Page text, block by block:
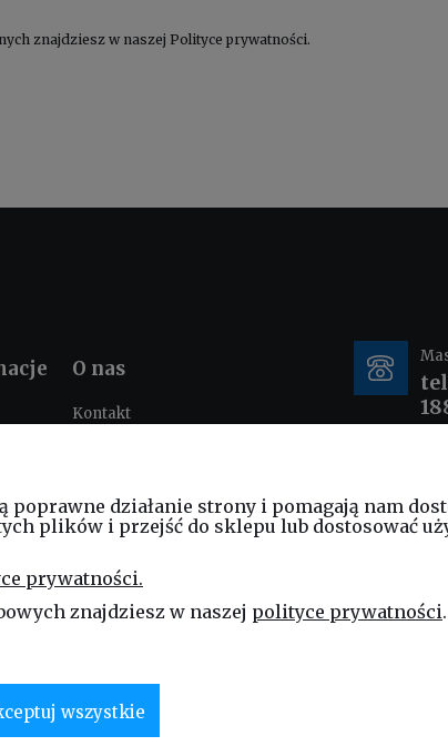
znajdziesz w naszej Polityce prywatności.
O nas
Kontakt
działanie strony i pomagają nam
plików i przejść do sklepu lub dostosować
prywatności.
znajdziesz w naszej polityce prywatności.
wszystkie